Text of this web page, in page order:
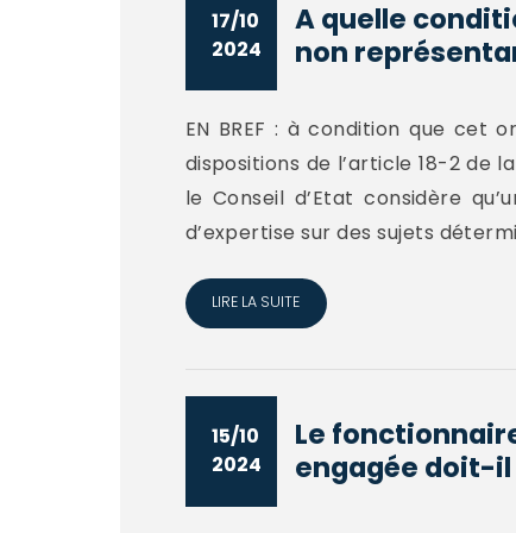
17/10
2024
A quelle
non
EN BREF : à condition que cet
dispositions de l’article 18-2 de
le Conseil d’Etat considère
d’expertise sur des sujets
LIRE LA SUITE
15/10
2024
Le
engagée doit-